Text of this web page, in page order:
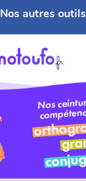
Nos autres outils